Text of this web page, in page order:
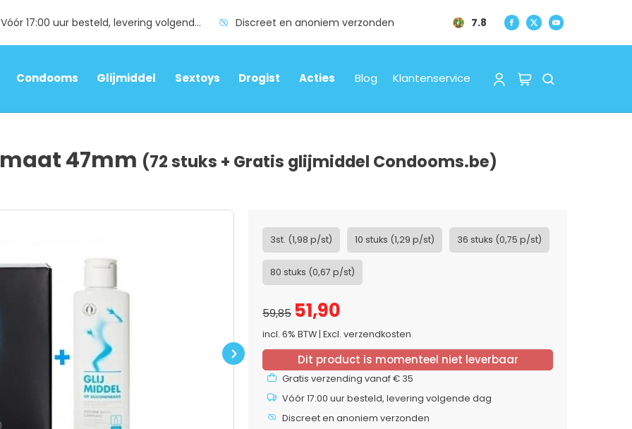
Vóór 17:00 uur besteld, levering volgende dag Discreet en anoniem verzonden 7.8
Blog Klantenservice
Condooms Glijmiddel Sextoys Drogist Acties
maat 47mm (72 stuks + Gratis glijmiddel Condooms.be)
Next
3st. (1,98 p/st) 10 stuks (1,29 p/st) 36 stuks (0,75 p/st)
80 stuks (0,67 p/st)
59,85 51,90
incl. 6% BTW | Excl. verzendkosten
Dit product is momenteel niet leverbaar
Gratis verzending vanaf € 35
Vóór 17:00 uur besteld, levering volgende dag
Discreet en anoniem verzonden